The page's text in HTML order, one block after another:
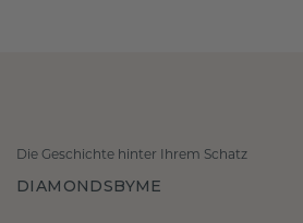
Die Geschichte hinter Ihrem Schatz
DIAMONDSBYME